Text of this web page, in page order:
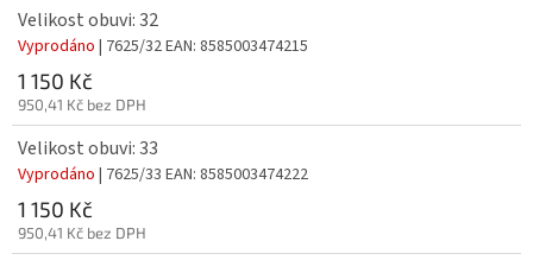
Velikost obuvi: 32
Vyprodáno | 7625/32EAN: 8585003474215
1 150 Kč
950,41 Kč bez DPH
Velikost obuvi: 33
Vyprodáno | 7625/33 EAN: 8585003474222
1 150 Kč
950,41 Kč bez DPH